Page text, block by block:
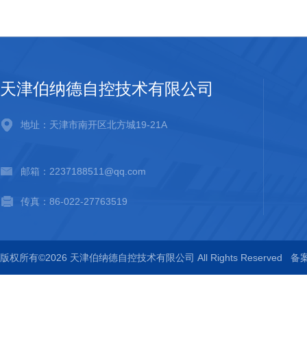
天津伯纳德自控技术有限公司
地址：天津市南开区北方城19-21A
邮箱：2237188511@qq.com
传真：86-022-27763519
版权所有©2026 天津伯纳德自控技术有限公司 All Rights Reserved 备